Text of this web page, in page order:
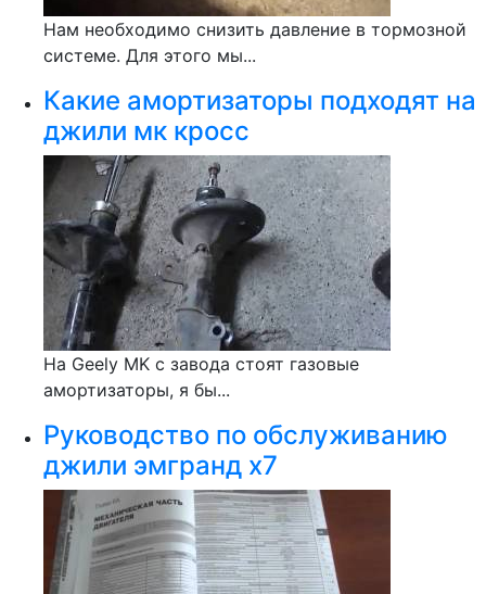
Нам необходимо снизить давление в тормозной
системе. Для этого мы...
Какие амортизаторы подходят на
джили мк кросс
На Geely MK с завода стоят газовые
амортизаторы, я бы...
Руководство по обслуживанию
джили эмгранд х7